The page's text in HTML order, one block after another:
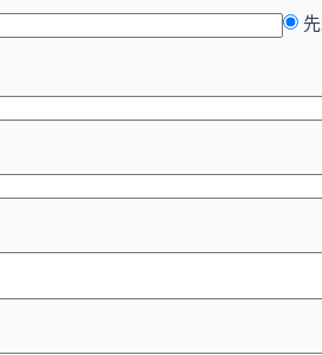
先